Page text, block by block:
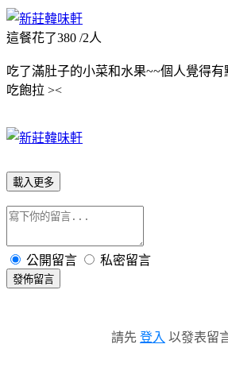
這餐花了380 /2人
吃了滿肚子的小菜和水果~~個人覺得
吃飽拉 ><
載入更多
公開留言 私密留言
發佈留言
請先 登入 以發表留